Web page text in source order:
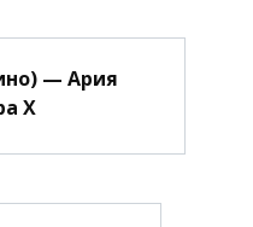
— Ария
Х